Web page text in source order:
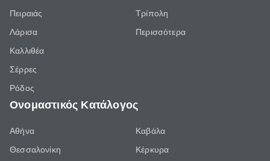
Πειραιάς
Λάρισα
Καλλιθέα
Σέρρες
Ρόδος
Τρίπολη
Περισσότερα
Ονομαστικός Κατάλογος
Αθήνα
Θεσσαλονίκη
Καβάλα
Κέρκυρα